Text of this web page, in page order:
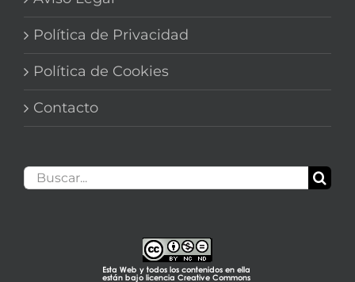
Política de Privacidad
Política de Cookies
Contacto
Buscar: